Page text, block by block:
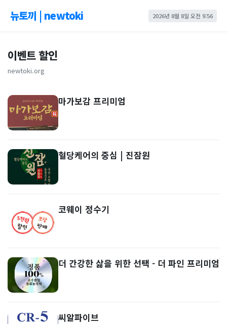
뉴토끼 | newtoki 2026년 8월 8일 오전 9:56
이벤트 할인
newtoki.org
마가보감 프리미엄
혈당케어의 중심 | 진잠원
코웨이 정수기
더 간강한 삶을 위한 선택 - 더 파인 프리미엄
씨알파이브